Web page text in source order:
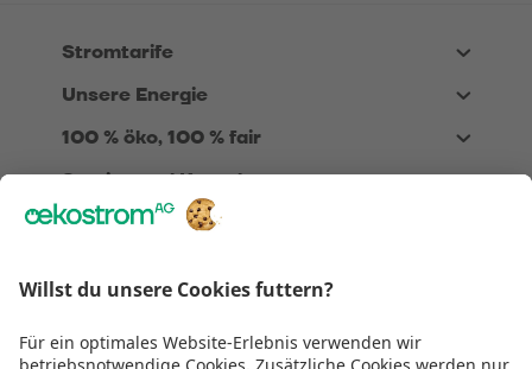
Stromtarife
Unsere Energie
100 % öko, 100 % fair
Service und Kontakt
Über Uns